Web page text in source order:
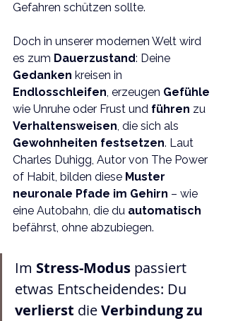
Gefahren schützen sollte.
Doch in unserer modernen Welt wird
es zum Dauerzustand: Deine
Gedanken kreisen in
Endlosschleifen, erzeugen Gefühle
wie Unruhe oder Frust und führen zu
Verhaltensweisen, die sich als
Gewohnheiten festsetzen. Laut
Charles Duhigg, Autor von The Power
of Habit, bilden diese Muster
neuronale Pfade im Gehirn – wie
eine Autobahn, die du automatisch
befährst, ohne abzubiegen.
Im Stress-Modus passiert
etwas Entscheidendes: Du
verlierst die Verbindung zu